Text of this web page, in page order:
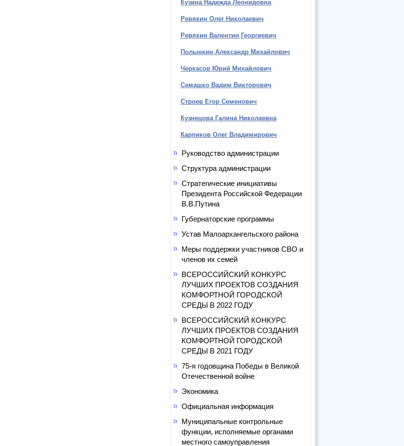
Кузина Надежда Леонидовна
Ревякин Олег Николаевич
Ревякин Валентин Георгиевич
Полынкин Александр Михайлович
Черкасов Юрий Михайлович
Семашко Вадим Викторович
Строев Егор Семенович
Кузнецова Галина Николаевна
Карпиков Олег Владимирович
Руководство администрации
Структура администрации
Стратегические инициативы
Президента Российской Федерации
В.В.Путина
Губернаторские программы
Устав Малоархангельского района
Меры поддержки участников СВО и
членов их семей
ВСЕРОССИЙСКИЙ КОНКУРС
ЛУЧШИХ ПРОЕКТОВ СОЗДАНИЯ
КОМФОРТНОЙ ГОРОДСКОЙ
СРЕДЫ В 2022 ГОДУ
ВСЕРОССИЙСКИЙ КОНКУРС
ЛУЧШИХ ПРОЕКТОВ СОЗДАНИЯ
КОМФОРТНОЙ ГОРОДСКОЙ
СРЕДЫ В 2021 ГОДУ
75-я годовщина Победы в Великой
Отечественной войне
Экономика
Официальная информация
Муниципальные контрольные
функции, исполняемые органами
местного самоуправления